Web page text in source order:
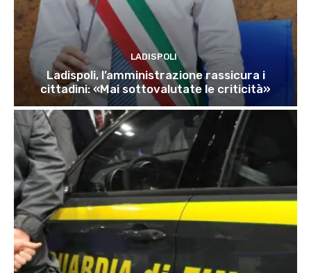
LADISPOLI
Ladispoli, l’amministrazione rassicura i
cittadini: «Mai sottovalutate le criticità»